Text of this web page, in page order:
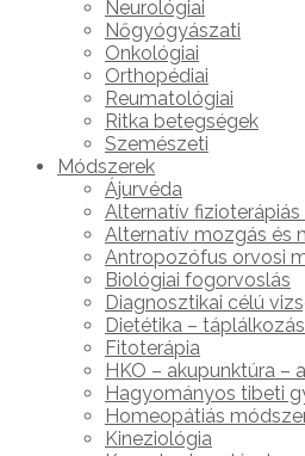
Neurológiai
Nőgyógyászati
Onkológiai
Orthopédiai
Reumatológiai
Ritka betegségek
Szemészeti
Módszerek
Ájurvéda
Alternatív
Alternatív mozgás és
Antropozófus orvosi
Biológiai fogorvoslás
Diagnosztikai célú
Dietétika –
Fitoterápia
HKO – akupunktúra –
Hagyományos tibeti
Homeopátiás
Kineziológia